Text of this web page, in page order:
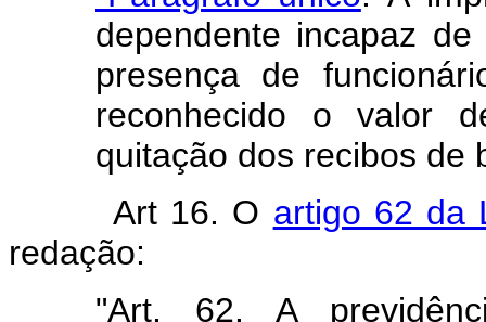
dependente incapaz
presença de
reconhecido o valor
quitação dos recibos de
Art 16. O artigo 62 da
redação:
"Art. 62. A